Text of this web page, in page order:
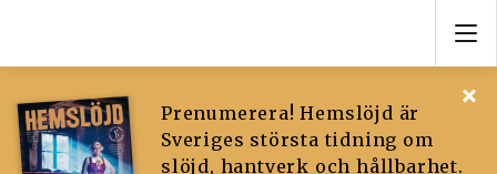
Prenumerera! Hemslöjd är
Sveriges största tidning om
slöjd, hantverk och hållbarhet.